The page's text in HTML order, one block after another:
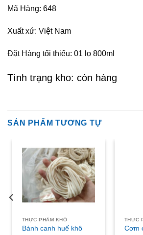
Mã Hàng: 648
Xuất xứ: Việt Nam
Đặt Hàng tối thiểu: 01 lọ 800ml
Tình trạng kho: còn hàng
SẢN PHẨM TƯƠNG TỰ
THỰC PHẨM KHÔ
Bánh canh huế khô
THỰC
Cơm